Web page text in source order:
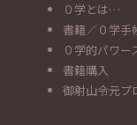
０学とは…
書籍／０学手
０学的パワー
書籍購入
御射山令元プ